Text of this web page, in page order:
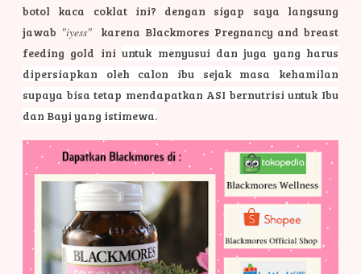
botol kaca coklat ini? dengan sigap saya langsung
jawab "iyess"karena Blackmores Pregnancy and breast
feeding gold iniuntuk menyusui dan juga yang harus
dipersiapkan oleh calon ibu sejak masa kehamilan
supaya bisa tetap mendapatkan ASI bernutrisi untuk Ibu
dan Bayi yang istimewa.